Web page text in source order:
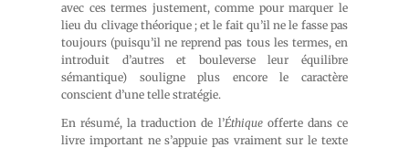
avec ces termes justement, comme pour marquer le
lieu du clivage théorique ; et le fait qu’il ne le fasse pas
toujours (puisqu’il ne reprend pas tous les termes, en
introduit d’autres et bouleverse leur équilibre
sémantique) souligne plus encore le caractère
conscient d’une telle stratégie.
En résumé, la traduction de l’Éthiqueofferte dans ce
livre important ne s’appuie pas vraiment sur le texte